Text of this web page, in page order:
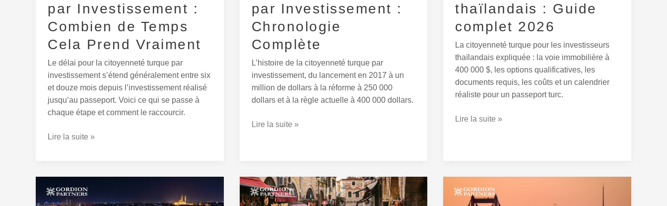
par Investissement :
Combien de Temps
Cela Prend Vraiment
Le délai pour la citoyenneté turque par
investissement s’étend généralement entre six
et douze mois depuis l’investissement réalisé
jusqu’au passeport. Voici ce qui se passe à
chaque étape et comment le raccourcir.
Cela
Prend
Vraiment
Lire la suite »
par Investissement :
Chronologie
Complète
L’histoire de la citoyenneté turque par
investissement, du lancement en 2017 à un
million de dollars à la réforme à 250 000
dollars et à la règle actuelle à 400 000 dollars.
Lire la suite »
thaïlandais : Guide
complet 2026
La citoyenneté turque pour les investisseurs
thaïlandais expliquée : la voie immobilière à
400 000 $, les options qualificatives, les
documents requis, les coûts et un calendrier
réaliste pour un passeport turc.
Lire la suite »
Nationalité
Citoyenneté
Citoyenneté